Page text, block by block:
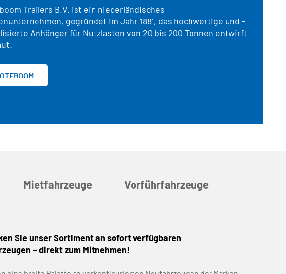
Trailers B.V. ist ein niederländisches
gegründet im Jahr 1881, das hochwertige und -
Anhänger für Nutzlasten von 20 bis 200 Tonnen entwirft
Mietfahrzeuge Vorführfahrzeuge
Sie unser Sortiment an sofort verfügbaren
– direkt zum Mitnehmen!